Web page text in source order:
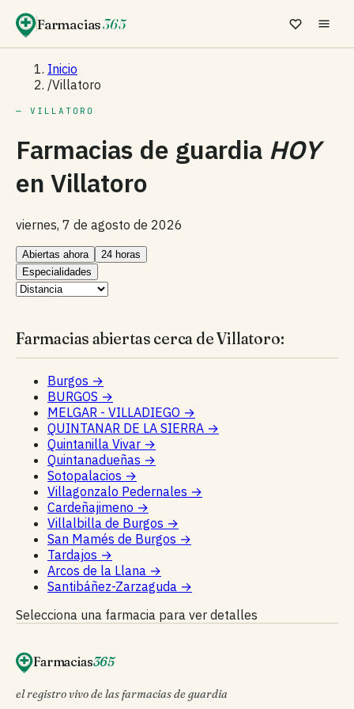
Farmacias365
Inicio
/Villatoro
— VILLATORO
Farmacias de guardia HOY
en Villatoro
viernes, 7 de agosto de 2026
Abiertas ahora
24 horas
Especialidades
Farmacias abiertas cerca de Villatoro:
Burgos →
BURGOS →
MELGAR - VILLADIEGO →
QUINTANAR DE LA SIERRA →
Quintanilla Vivar →
Quintanadueñas →
Sotopalacios →
Villagonzalo Pedernales →
Cardeñajimeno →
Villalbilla de Burgos →
San Mamés de Burgos →
Tardajos →
Arcos de la Llana →
Santibáñez-Zarzaguda →
Selecciona una farmacia para ver detalles
Farmacias365
el registro vivo de las farmacias de guardia